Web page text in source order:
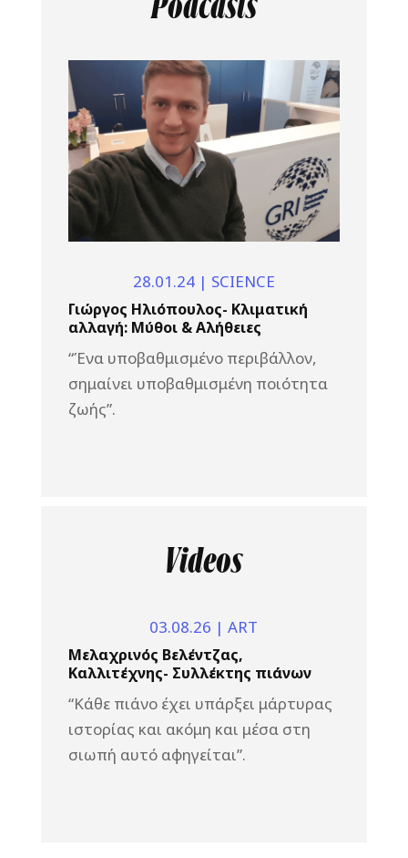
Γιώργος Ηλιόπουλος- Κλιματική
αλλαγή: Μύθοι & Αλήθειες
28.01.24| SCIENCE
“Ένα υποβαθμισμένο περιβάλλον,
σημαίνει υποβαθμισμένη ποιότητα
ζωής”.
Videos
Μελαχρινός Βελέντζας,
Καλλιτέχνης- Συλλέκτης πιάνων
03.08.26 |ART
“Κάθε πιάνο έχει υπάρξει μάρτυρας
ιστορίας και ακόμη και μέσα στη
σιωπή αυτό αφηγείται”.